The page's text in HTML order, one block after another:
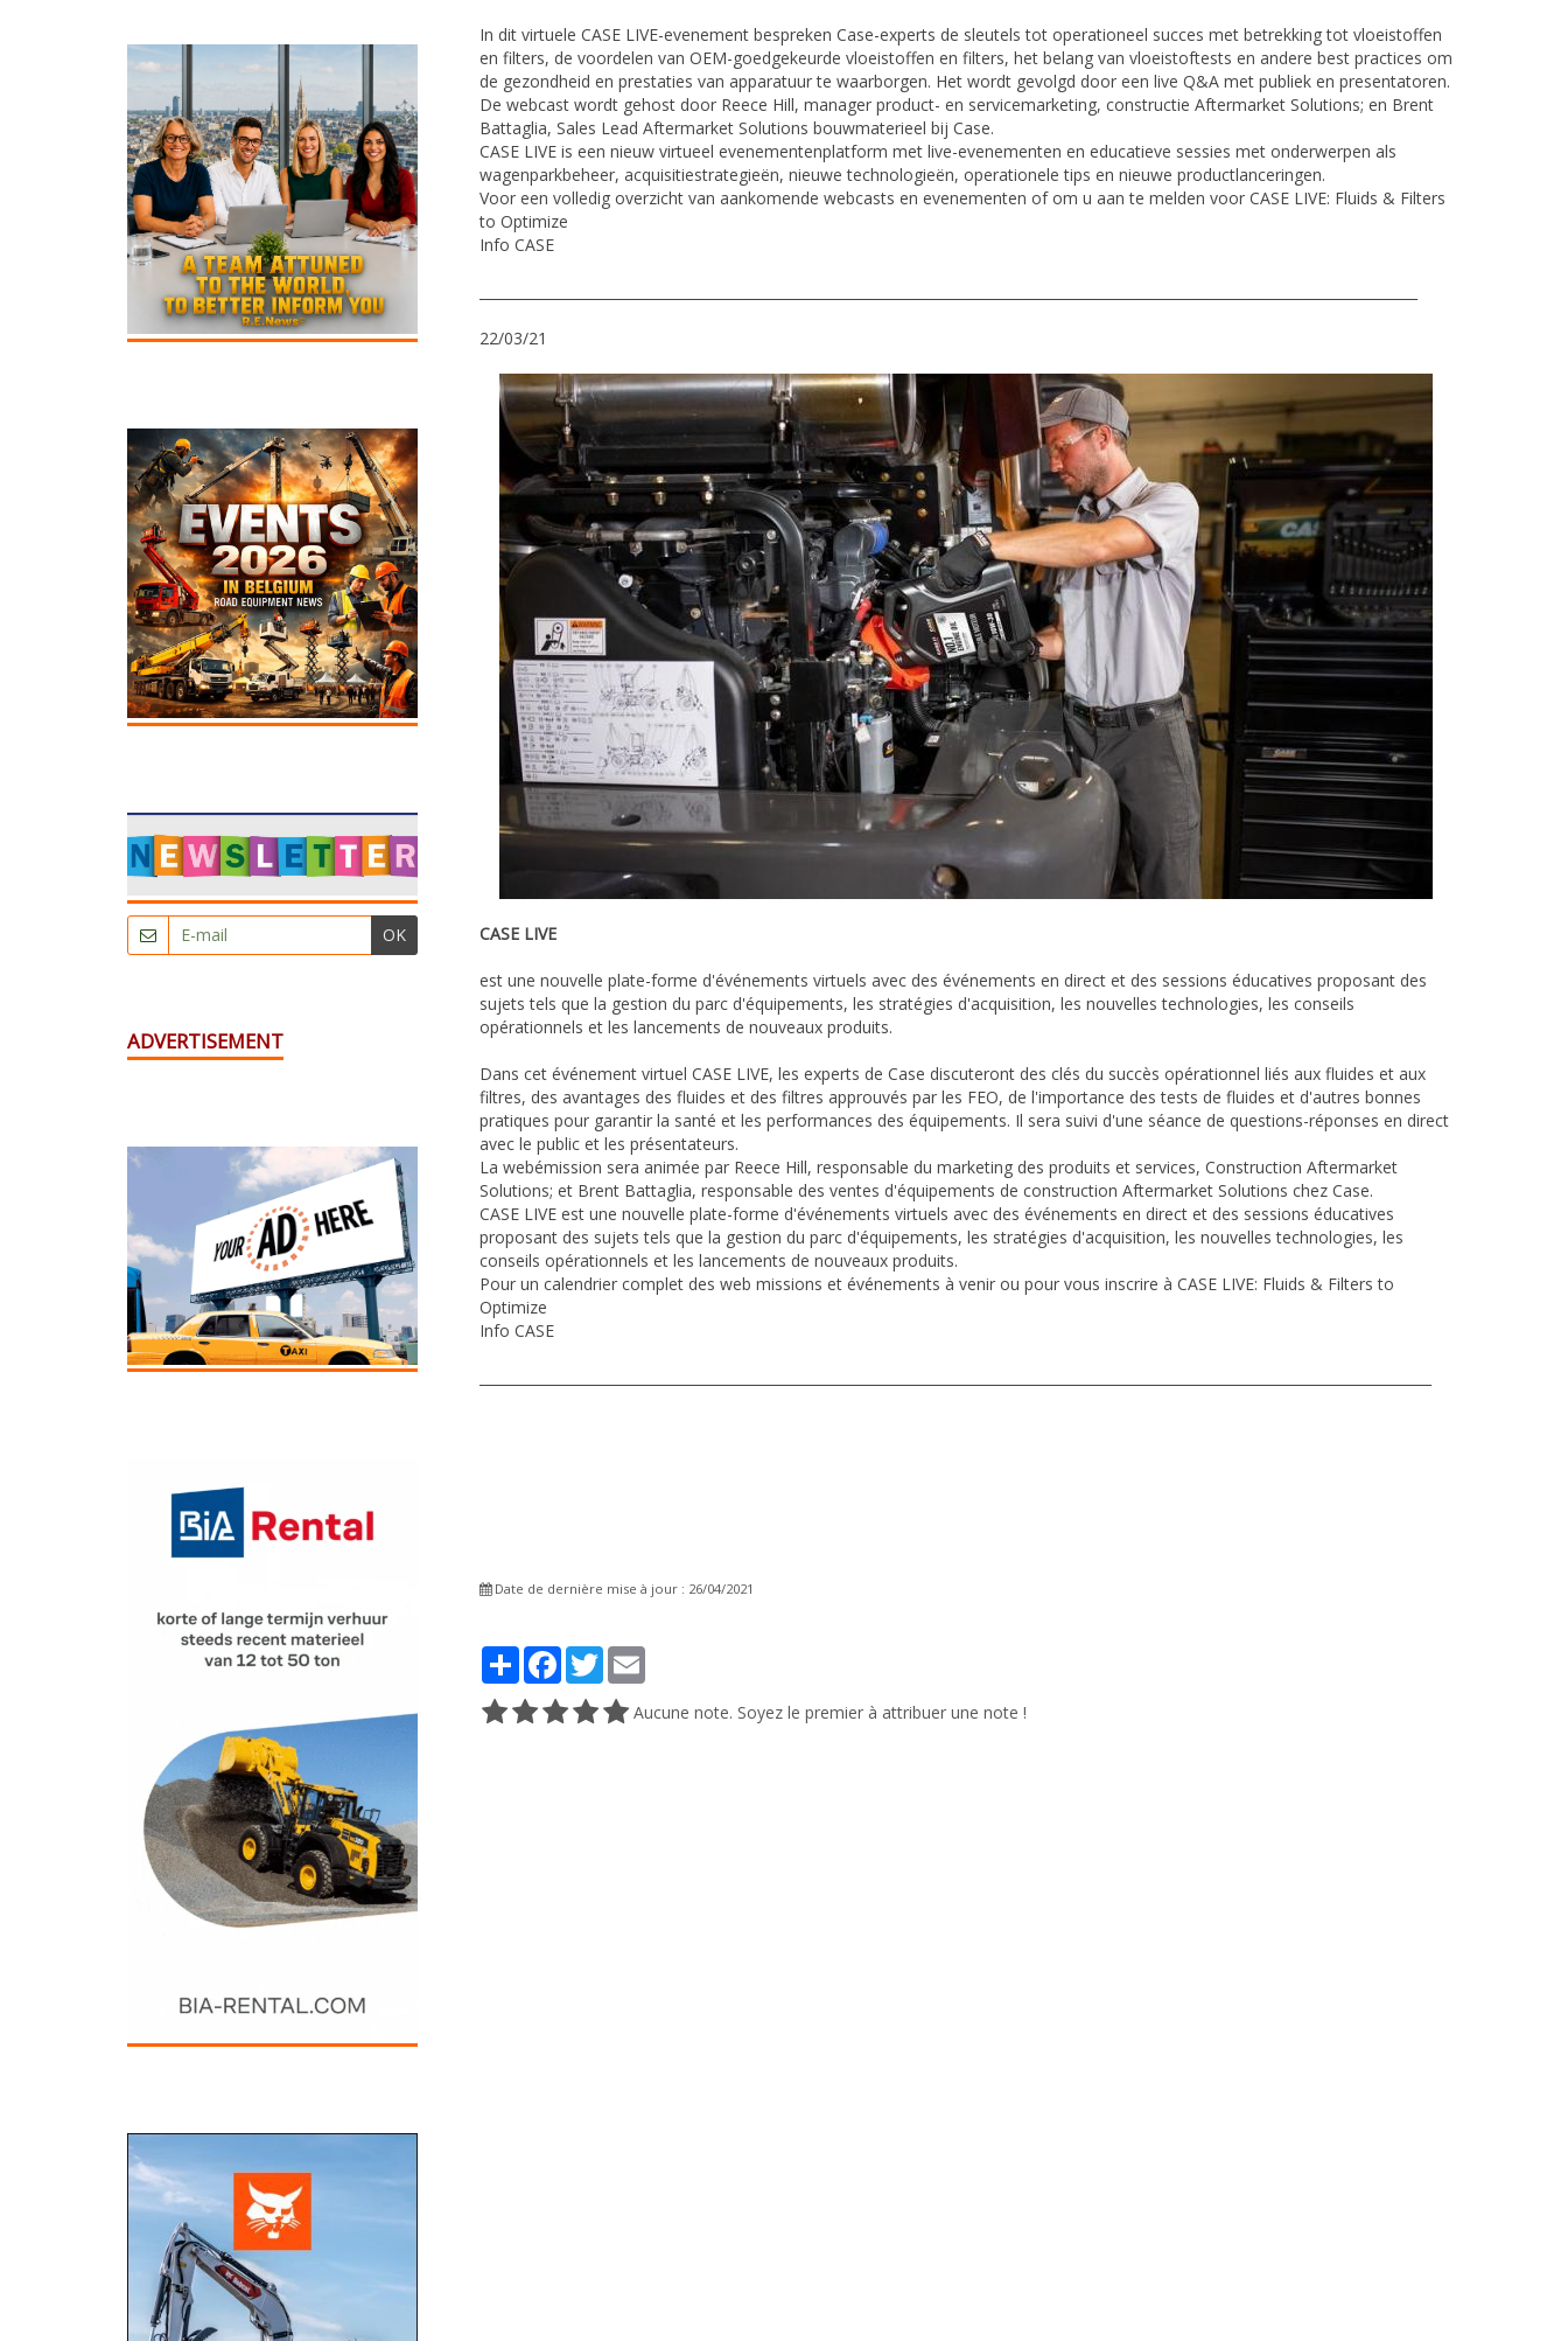
In dit virtuele CASE LIVE-evenement bespreken Case-experts de sleutels tot operationeel succes met betrekking tot vloeistoffen
en filters, de voordelen van OEM-goedgekeurde vloeistoffen en filters, het belang van vloeistoftests en andere best practices om
de gezondheid en prestaties van apparatuur te waarborgen. Het wordt gevolgd door een live Q&A met publiek en presentatoren.
De webcast wordt gehost door Reece Hill, manager product- en servicemarketing, constructie Aftermarket Solutions; en Brent
Battaglia, Sales Lead Aftermarket Solutions bouwmaterieel bij Case.
CASE LIVE is een nieuw virtueel evenementenplatform met live-evenementen en educatieve sessies met onderwerpen als
wagenparkbeheer, acquisitiestrategieën, nieuwe technologieën, operationele tips en nieuwe productlanceringen.
Voor een volledig overzicht van aankomende webcasts en evenementen of om u aan te melden voor CASE LIVE: Fluids & Filters
to Optimize
Info CASE
22/03/21
CASE LIVE
est une nouvelle plate-forme d'événements virtuels avec des événements en direct et des sessions éducatives proposant des
sujets tels que la gestion du parc d'équipements, les stratégies d'acquisition, les nouvelles technologies, les conseils
opérationnels et les lancements de nouveaux produits.
Dans cet événement virtuel CASE LIVE, les experts de Case discuteront des clés du succès opérationnel liés aux fluides et aux
filtres, des avantages des fluides et des filtres approuvés par les FEO, de l'importance des tests de fluides et d'autres bonnes
pratiques pour garantir la santé et les performances des équipements. Il sera suivi d'une séance de questions-réponses en direct
avec le public et les présentateurs.
La webémission sera animée par Reece Hill, responsable du marketing des produits et services, Construction Aftermarket
Solutions; et Brent Battaglia, responsable des ventes d'équipements de construction Aftermarket Solutions chez Case.
CASE LIVE est une nouvelle plate-forme d'événements virtuels avec des événements en direct et des sessions éducatives
proposant des sujets tels que la gestion du parc d'équipements, les stratégies d'acquisition, les nouvelles technologies, les
conseils opérationnels et les lancements de nouveaux produits.
Pour un calendrier complet des web missions et événements à venir ou pour vous inscrire à CASE LIVE: Fluids & Filters to
Optimize
Info CASE
Date de dernière mise à jour : 26/04/2021
PartagerFacebook
TwitterEmail
Aucune note. Soyez le premier à attribuer une note !
OK
ADVERTISEMENT